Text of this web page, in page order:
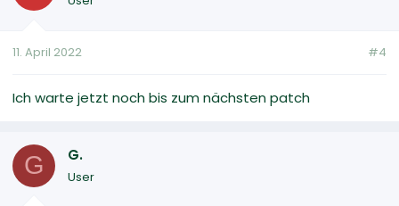
11. April 2022 #4
Ich warte jetzt noch bis zum nächsten patch
G G.
User